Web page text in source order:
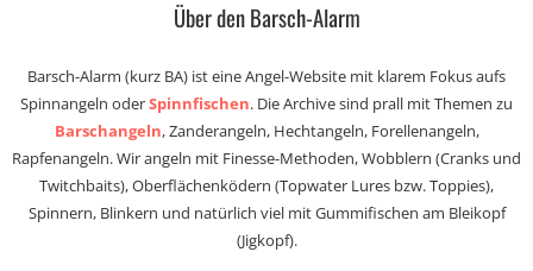
Über den Barsch-Alarm
Barsch-Alarm (kurz BA) ist eine Angel-Website mit klarem Fokus aufs
Spinnangeln oderSpinnfischen. Die Archive sind prall mit Themen zu
Barschangeln, Zanderangeln, Hechtangeln, Forellenangeln,
Rapfenangeln. Wir angeln mit Finesse-Methoden, Wobblern (Cranks und
Twitchbaits), Oberflächenködern (Topwater Lures bzw. Toppies),
Spinnern, Blinkern und natürlich viel mit Gummifischen am Bleikopf
(Jigkopf).